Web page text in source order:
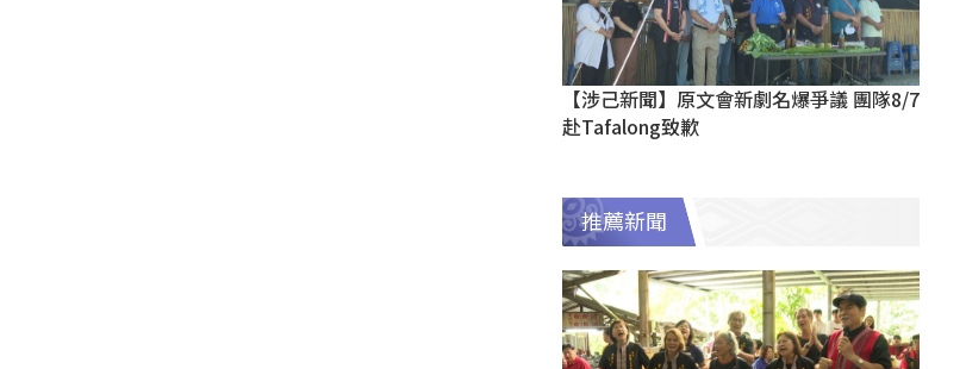
【涉己新聞】原文會新劇名爆爭議 團隊8/7
赴Tafalong致歉
推薦新聞